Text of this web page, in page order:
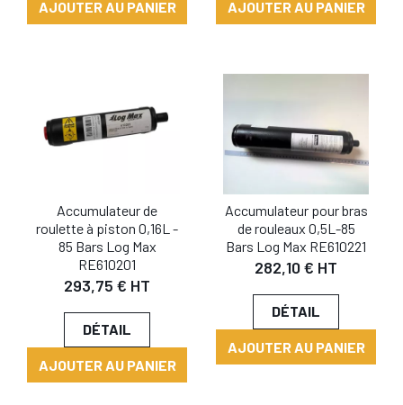
AJOUTER AU PANIER AJOUTER AU PANIER
Accumulateur de
roulette à piston 0,16L -
85 Bars Log Max
RE610201
293,75 € HT
DÉTAIL
AJOUTER AU PANIER
Accumulateur pour bras
de rouleaux 0,5L-85
Bars Log Max RE610221
282,10 € HT
DÉTAIL
AJOUTER AU PANIER